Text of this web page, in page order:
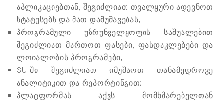
აპლიკაციებთან, შეგიძლიათ თვალყური ადევნოთ
სტატუსებს და მათ დამუშავებას;
პროგრამული უზრუნველყოფის საშუალებით
შეგიძლიათ მართოთ ფასები, ფასდაკლებები და
ლოიალობის პროგრამები;
SU-ში შეგიძლიათ იმუშაოთ თანამედროვე
ანალიტიკით და რეპორტინგით;
პლატფორმას აქვს მომხმარებელთან